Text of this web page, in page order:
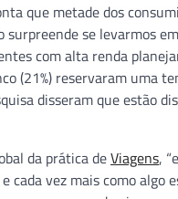
que metade dos
se levarmos
com alta renda
(21%) reservaram uma
disseram que estão
da prática deViagens,
vez mais como algo